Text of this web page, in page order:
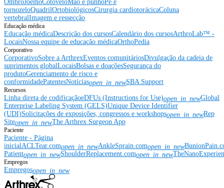
OmbroJoelhoCotoveloMão e punhoPé e
tornozeloQuadrilOrtobiológicosCirurgia cardiotorácicaColuna
vertebralImagem e ressecção
Educação médica
Educação médicaDescrição dos cursosCalendário dos cursosArthroLab™ -
LocaisNossa equipe de educação médicaOrthoPedia
Corporativo
CorporativoSobre a ArthrexEventos comunitáriosDivulgação da cadeia de
suprimentos globalLocaisBolsas e doaçõesSegurança do
produtoGerenciamento de risco e
conformidadePatentesNotíciasopen_in_newSBA Support
Recursos
Linha direta de codificaçãoeDFUs (Instructions for Use)open_in_newGlobal
Enterprise Labeling System (GELS)Unique Device Identifier
(UDI)Solicitações de exposições, congressos e workshopsopen_in_newRep
Siteopen_in_newThe Arthrex Surgeon App
Paciente
Paciente - Página
inicialACLTear.comopen_in_newAnkleSprain.comopen_in_new
Patientopen_in_newShoulderReplacement.comopen_in_new
Empregos
Empregosopen_in_new